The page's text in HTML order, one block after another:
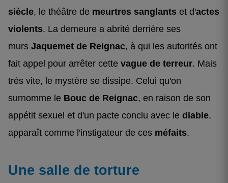
siècle, le théâtre de meurtres sanglants et d'actes
violents. La demeure a abrité derrière ses
murs Jaquemet de Reignac, à qui les autorités ont
fait appel pour arrêter cette vague de terreur. Mais
très vite, le mystère se dissipe. Celui qu'on
surnomme le Bouc de Reignac, en raison de son
appétit sexuel et d'un pacte conclu avec le diable,
apparaît comme l'instigateur de ces méfaits.
Une salle de torture